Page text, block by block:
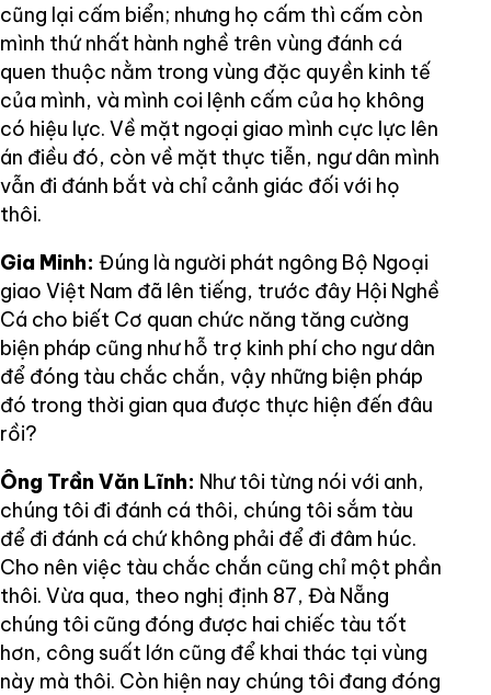
cũng lại cấm biển; nhưng họ cấm thì cấm còn
mình thứ nhất hành nghề trên vùng đánh cá
quen thuộc nằm trong vùng đặc quyền kinh tế
của mình, và mình coi lệnh cấm của họ không
có hiệu lực. Về mặt ngoại giao mình cực lực lên
án điều đó, còn về mặt thực tiễn, ngư dân mình
vẫn đi đánh bắt và chỉ cảnh giác đối với họ
thôi.
Gia Minh: Đúng là người phát ngông Bộ Ngoại
giao Việt Nam đã lên tiếng, trước đây Hội Nghề
Cá cho biết Cơ quan chức năng tăng cường
biện pháp cũng như hỗ trợ kinh phí cho ngư dân
để đóng tàu chắc chắn, vậy những biện pháp
đó trong thời gian qua được thực hiện đến đâu
rồi?
Ông Trần Văn Lĩnh: Như tôi từng nói với anh,
chúng tôi đi đánh cá thôi, chúng tôi sắm tàu
để đi đánh cá chứ không phải để đi đâm húc.
Cho nên việc tàu chắc chắn cũng chỉ một phần
thôi. Vừa qua, theo nghị định 87, Đà Nẵng
chúng tôi cũng đóng được hai chiếc tàu tốt
hơn, công suất lớn cũng để khai thác tại vùng
này mà thôi. Còn hiện nay chúng tôi đang đóng